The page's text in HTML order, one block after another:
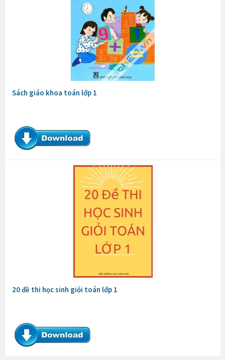
Sách giáo khoa toán lớp 1
20 đề thi học sinh giỏi toán lớp 1